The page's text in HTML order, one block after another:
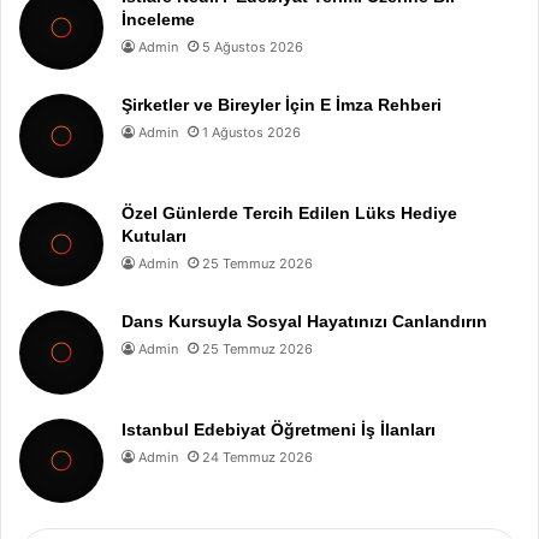
İnceleme
Admin 5 Ağustos 2026
Şirketler ve Bireyler İçin E İmza Rehberi
Admin 1 Ağustos 2026
Özel Günlerde Tercih Edilen Lüks Hediye
Kutuları
Admin 25 Temmuz 2026
Dans Kursuyla Sosyal Hayatınızı Canlandırın
Admin 25 Temmuz 2026
Istanbul Edebiyat Öğretmeni İş İlanları
Admin 24 Temmuz 2026